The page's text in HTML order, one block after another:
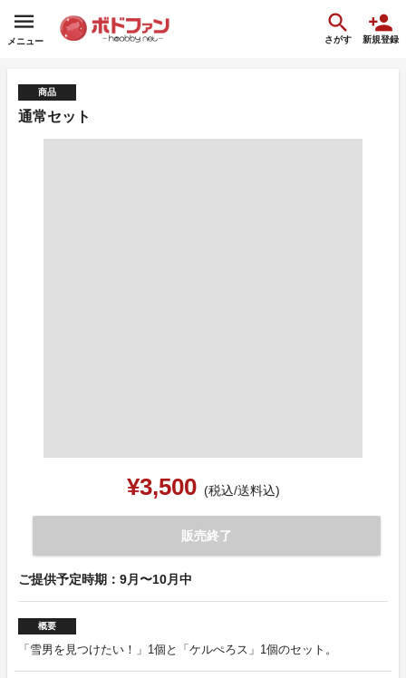
メニュー さがす 新規登録
商品
通常セット
¥3,500 (税込/送料込)
販売終了
ご提供予定時期：9月〜10月中
概要
「雪男を見つけたい！」1個と「ケルぺろス」1個のセット。